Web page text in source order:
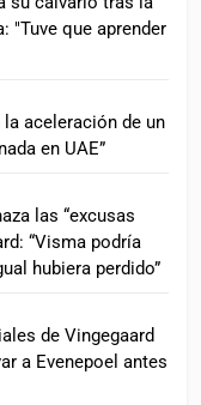
"Tuve que aprender
aceleración de un
en UAE”
las “excusas
“Visma podría
hubiera perdido”
de Vingegaard
a Evenepoel antes